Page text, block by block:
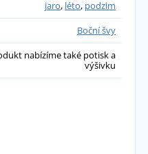
jaro, léto, podzim
Boční švy
nabízíme také potisk a
výšivku